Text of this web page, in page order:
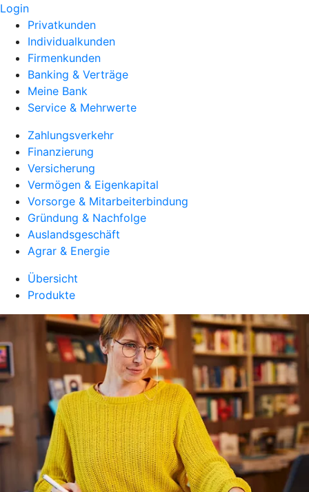
Login
Privatkunden
Individualkunden
Firmenkunden
Banking & Verträge
Meine Bank
Service & Mehrwerte
Zahlungsverkehr
Finanzierung
Versicherung
Vermögen & Eigenkapital
Vorsorge & Mitarbeiterbindung
Gründung & Nachfolge
Auslandsgeschäft
Agrar & Energie
Übersicht
Produkte